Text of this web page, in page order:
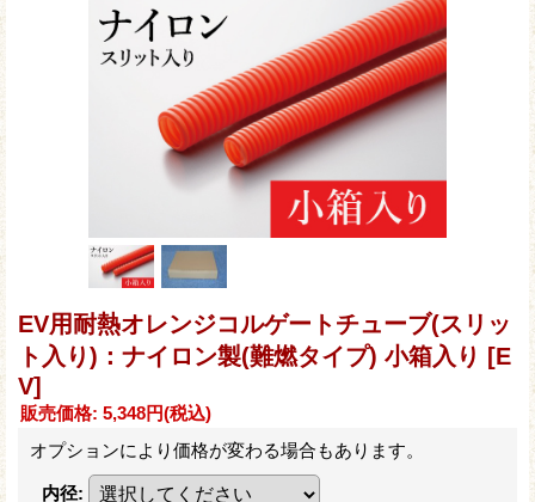
EV用耐熱オレンジコルゲートチューブ(スリッ
ト入り)：ナイロン製(難燃タイプ) 小箱入り [E
V]
販売価格: 5,348円(税込)
オプションにより価格が変わる場合もあります。
内径: